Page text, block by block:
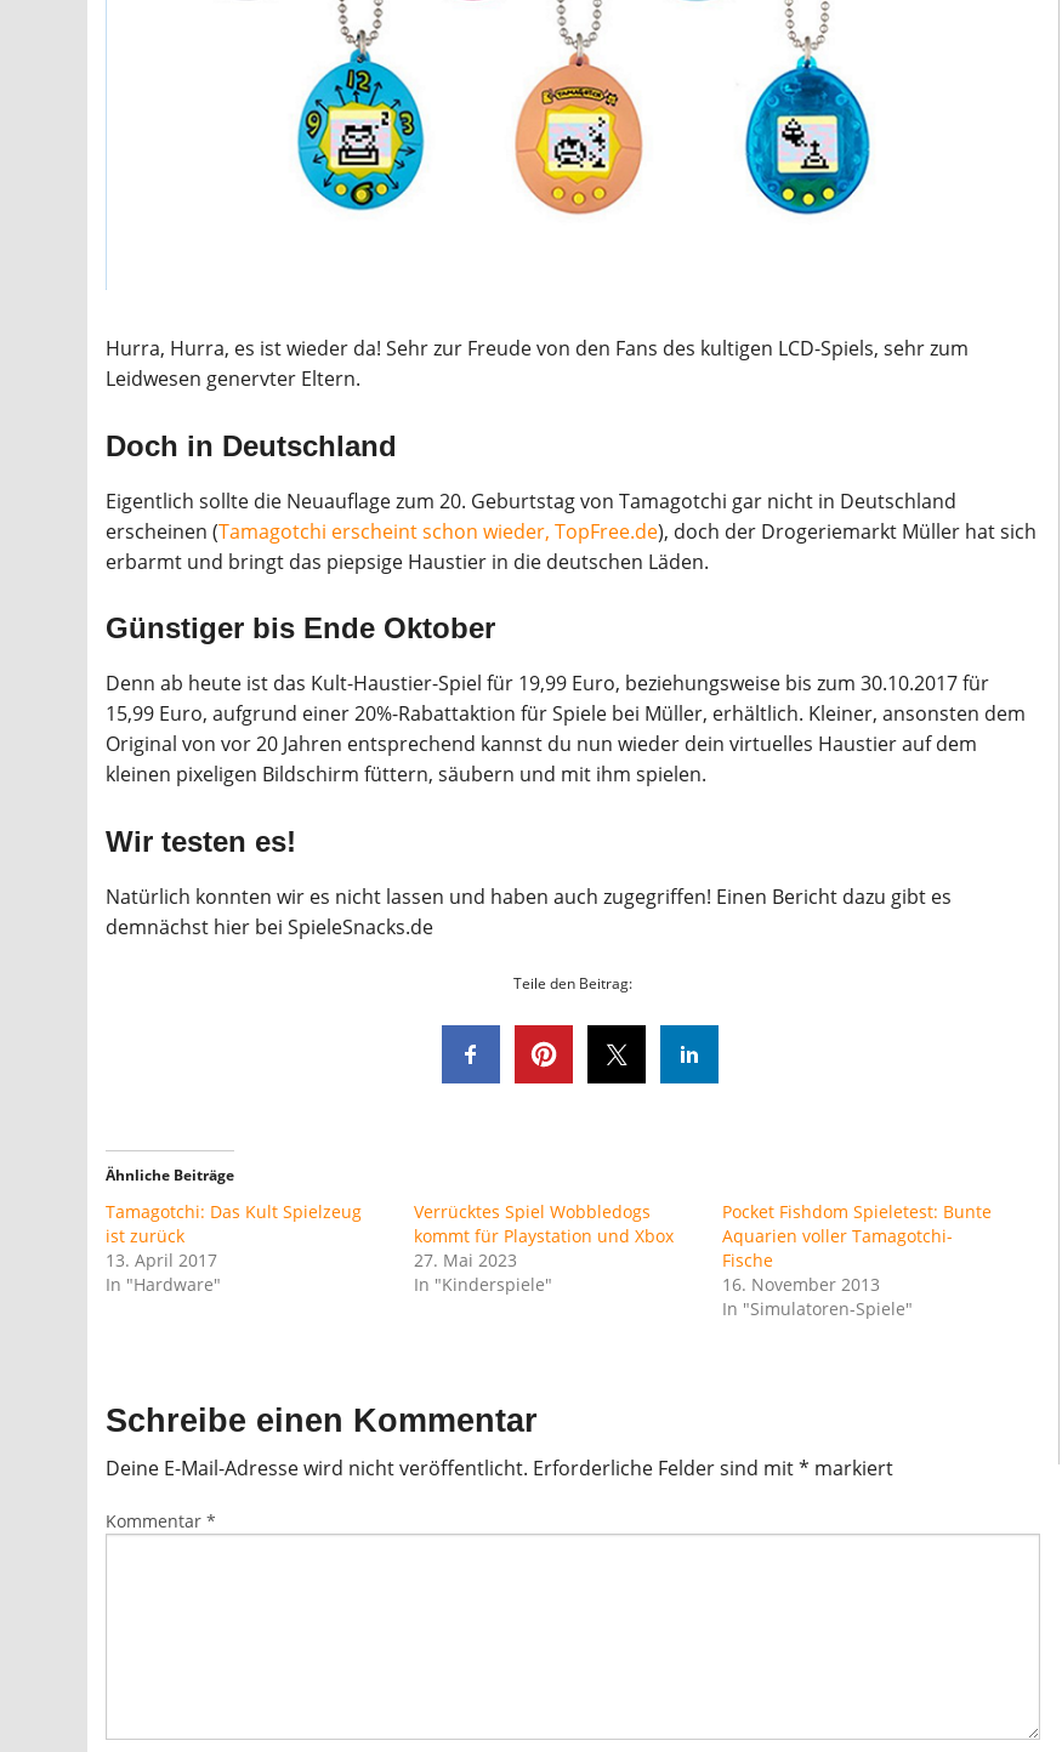
Hurra, Hurra, es ist wieder da! Sehr zur Freude von den Fans des kultigen LCD-Spiels, sehr zum
Leidwesen genervter Eltern.
Doch in Deutschland
Eigentlich sollte die Neuauflage zum 20. Geburtstag von Tamagotchi gar nicht in Deutschland
erscheinen (Tamagotchi erscheint schon wieder, TopFree.de), doch der Drogeriemarkt Müller hat sich
erbarmt und bringt das piepsige Haustier in die deutschen Läden.
Günstiger bis Ende Oktober
Denn ab heute ist das Kult-Haustier-Spiel für 19,99 Euro, beziehungsweise bis zum 30.10.2017 für
15,99 Euro, aufgrund einer 20%-Rabattaktion für Spiele bei Müller, erhältlich. Kleiner, ansonsten dem
Original von vor 20 Jahren entsprechend kannst du nun wieder dein virtuelles Haustier auf dem
kleinen pixeligen Bildschirm füttern, säubern und mit ihm spielen.
Wir testen es!
Natürlich konnten wir es nicht lassen und haben auch zugegriffen! Einen Bericht dazu gibt es
demnächst hier bei SpieleSnacks.de
Teile den Beitrag:
Ähnliche Beiträge
Tamagotchi: Das Kult Spielzeug
ist zurück
13. April 2017
In "Hardware"
Verrücktes Spiel Wobbledogs
kommt für Playstation und Xbox
27. Mai 2023
In "Kinderspiele"
Pocket Fishdom Spieletest: Bunte
Aquarien voller Tamagotchi-
Fische
16. November 2013
In "Simulatoren-Spiele"
Schreibe einen Kommentar
Deine E-Mail-Adresse wird nicht veröffentlicht. Erforderliche Felder sind mit* markiert
Kommentar *